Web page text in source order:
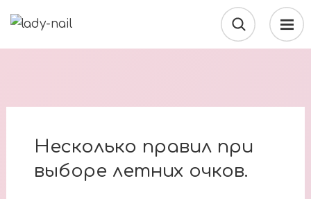
Несколько правил при
выборе летних очков.